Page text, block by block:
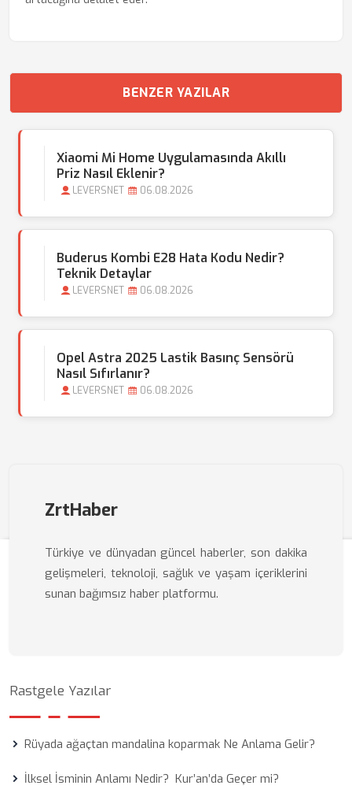
BENZER YAZILAR
Xiaomi Mi Home Uygulamasında Akıllı
Priz Nasıl Eklenir?
LEVERSNET 06.08.2026
Buderus Kombi E28 Hata Kodu Nedir?
Teknik Detaylar
LEVERSNET 06.08.2026
Opel Astra 2025 Lastik Basınç Sensörü
Nasıl Sıfırlanır?
LEVERSNET 06.08.2026
ZrtHaber
Türkiye ve dünyadan güncel haberler, son dakika
gelişmeleri, teknoloji, sağlık ve yaşam içeriklerini
sunan bağımsız haber platformu.
Rastgele Yazılar
Rüyada ağaçtan mandalina koparmak Ne Anlama Gelir?
İlksel İsminin Anlamı Nedir? Kur’an’da Geçer mi?